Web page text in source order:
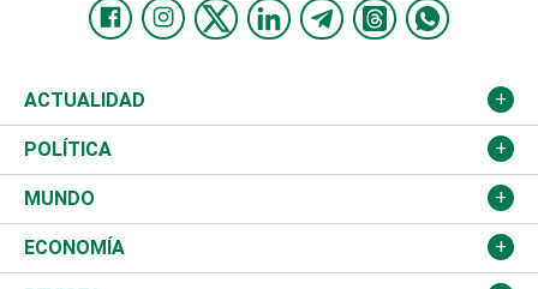
ACTUALIDAD
Nacional
Ciudad
Educación
POLÍTICA
Partidos
JCE
MUNDO
Estados Unidos
ECONOMÍA